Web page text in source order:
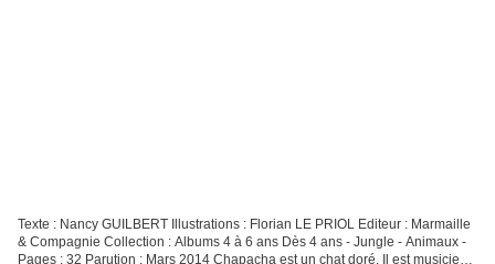
Texte : Nancy GUILBERT Illustrations : Florian LE PRIOL Editeur : Marmaille
& Compagnie Collection : Albums 4 à 6 ans Dès 4 ans - Jungle - Animaux -
Pages : 32 Parution : Mars 2014 Chapacha est un chat doré. Il est musicien